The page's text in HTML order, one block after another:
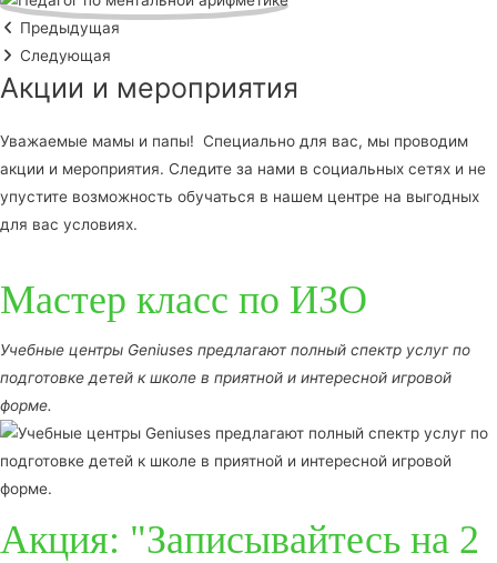
Предыдущая
Следующая
Акции и мероприятия
Уважаемые мамы и папы! Специально для вас, мы проводим
акции и мероприятия. Следите за нами в социальных сетях и не
упустите возможность обучаться в нашем центре на выгодных
для вас условиях.
Мастер класс по ИЗО
Учебные центры Geniuses предлагают полный спектр услуг по
подготовке детей к школе в приятной и интересной игровой
форме.
Акция: "Записывайтесь на 2